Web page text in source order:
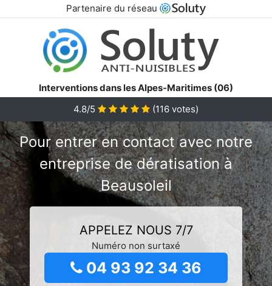
Partenaire du réseau
Interventions dans les Alpes-Maritimes (06)
4.8/5
(116 votes)
Pour entrer en contact avec notre
entreprise de dératisation à
Beausoleil
APPELEZ NOUS 7/7
Numéro non surtaxé
04 93 92 34 36